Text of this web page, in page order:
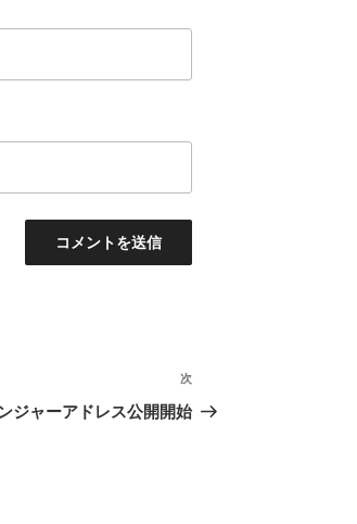
次
の
次
ジャーアドレス公開開始